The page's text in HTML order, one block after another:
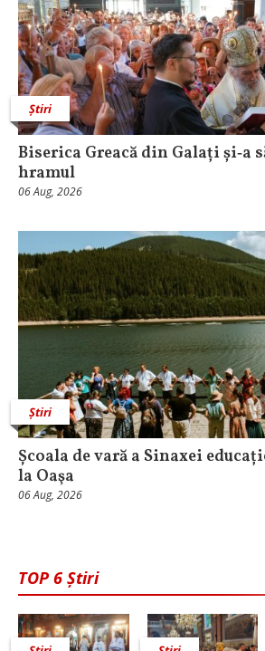
Știri
Biserica Greacă din Galați și‑a
hramul
06 Aug, 2026
Știri
Școala de vară a Sinaxei
la Oaşa
06 Aug, 2026
TOP 6 Știri